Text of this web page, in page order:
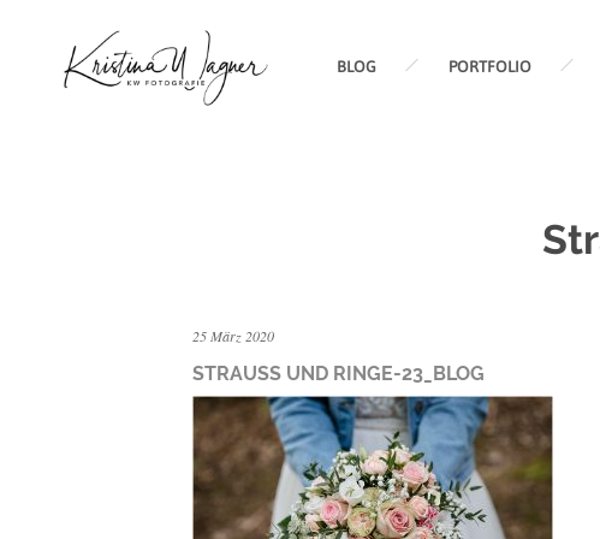
BLOG PORTFOLIO
25 März 2020
STRAUSS UND RINGE-23_BLOG